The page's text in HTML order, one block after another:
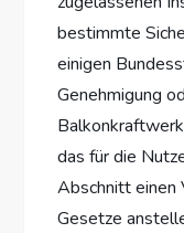
bestimmte
einigen
Genehmigung
das für die
Abschnitt einen
Gesetze